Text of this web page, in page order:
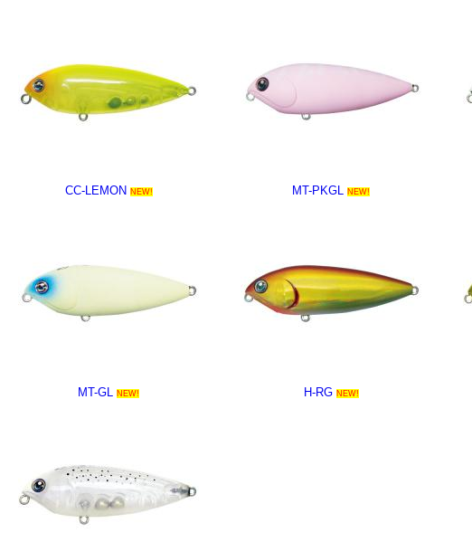
CC-LEMON NEW! MT-PKGL NEW!
MT-GL NEW! H-RG NEW!